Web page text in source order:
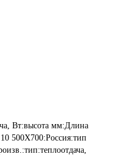
Вт:высота мм:Длина
500X700:Россия:тип